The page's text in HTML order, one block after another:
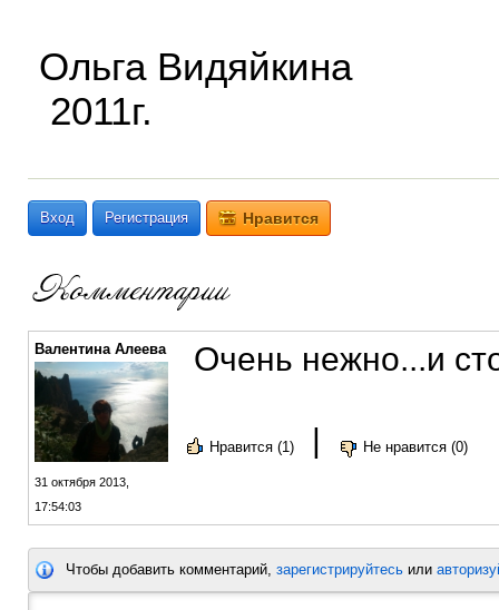
Ольга Видяйкина
2011г.
Вход Регистрация Нравится
Валентина Алеева
31 октября 2013,
17:54:03
Очень нежно...и
Нравится (1) | Не нравится (0)
Чтобы добавить комментарий, зарегистрируйтесь или